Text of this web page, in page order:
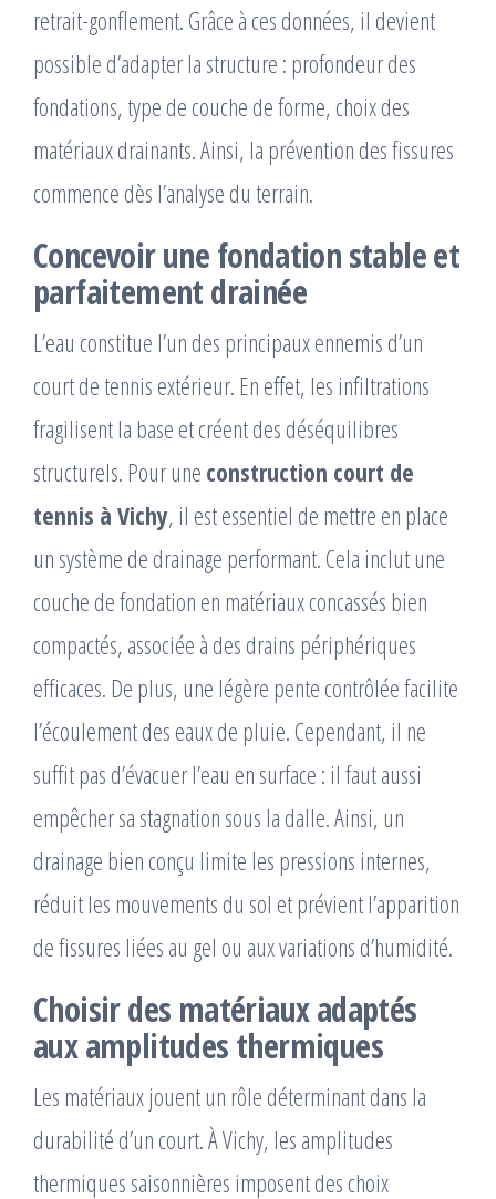
retrait-gonflement. Grâce à ces données, il devient
possible d’adapter la structure : profondeur des
fondations, type de couche de forme, choix des
matériaux drainants. Ainsi, la prévention des fissures
commence dès l’analyse du terrain.
Concevoir une fondation stable et
parfaitement drainée
L’eau constitue l’un des principaux ennemis d’un
court de tennis extérieur. En effet, les infiltrations
fragilisent la base et créent des déséquilibres
structurels. Pour une construction court de
tennis à Vichy, il est essentiel de mettre en place
un système de drainage performant. Cela inclut une
couche de fondation en matériaux concassés bien
compactés, associée à des drains périphériques
efficaces. De plus, une légère pente contrôlée facilite
l’écoulement des eaux de pluie. Cependant, il ne
suffit pas d’évacuer l’eau en surface : il faut aussi
empêcher sa stagnation sous la dalle. Ainsi, un
drainage bien conçu limite les pressions internes,
réduit les mouvements du sol et prévient l’apparition
de fissures liées au gel ou aux variations d’humidité.
Choisir des matériaux adaptés
aux amplitudes thermiques
Les matériaux jouent un rôle déterminant dans la
durabilité d’un court. À Vichy, les amplitudes
thermiques saisonnières imposent des choix